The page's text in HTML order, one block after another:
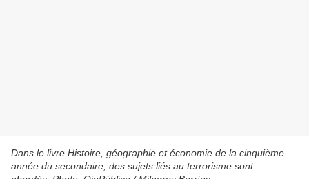
Dans le livre Histoire, géographie et économie de la cinquième
année du secondaire, des sujets liés au terrorisme sont